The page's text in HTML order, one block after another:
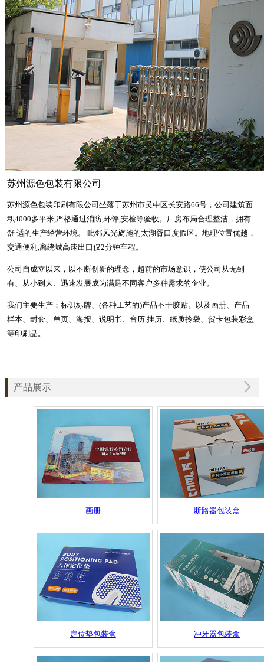
苏州源色包装有限公司
苏州源色包装印刷有限公司坐落于苏州市吴中区长安路66号，公司建筑面
积4000多平米,严格通过消防,环评,安检等验收。厂房布局合理整洁，拥有
舒 适的生产经营环境。 毗邻风光旖施的太湖胥口度假区。地理位置优越，
交通便利,离绕城高速出口仅2分钟车程。
公司自成立以来，以不断创新的理念，超前的市场意识，使公司从无到
有、从小到大、迅速发展成为满足不同客户多种需求的企业。
我们主要生产：标识标牌、(各种工艺的)产品不干胶贴。以及画册、产品
样本、封套、单页、海报、说明书、台历.挂历、纸质拎袋、贺卡包装彩盒
等印刷品。
产品展示
画册 断路器包装盒
定位垫包装盒 冲牙器包装盒